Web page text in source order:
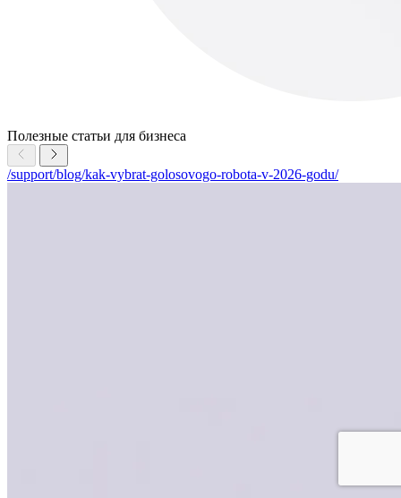
Полезные статьи для бизнеса
/support/blog/kak-vybrat-golosovogo-robota-v-2026-godu/